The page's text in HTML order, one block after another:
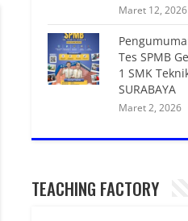
Maret 12, 2026
Tes SPMB
1 SMK
SURABAYA
Maret 2, 2026
TEACHING FACTORY